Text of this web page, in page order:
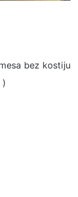
bez kostiju
)